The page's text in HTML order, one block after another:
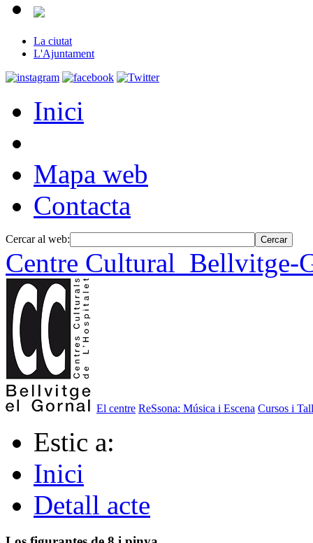
La ciutat
L'Ajuntament
Inici
Mapa web
Contacta
Cercar al web:
Centre Cultural Bellvitge-
El centre ReSsona: Música i Escena Cursos i
Estic a:
Inici
Detall acte